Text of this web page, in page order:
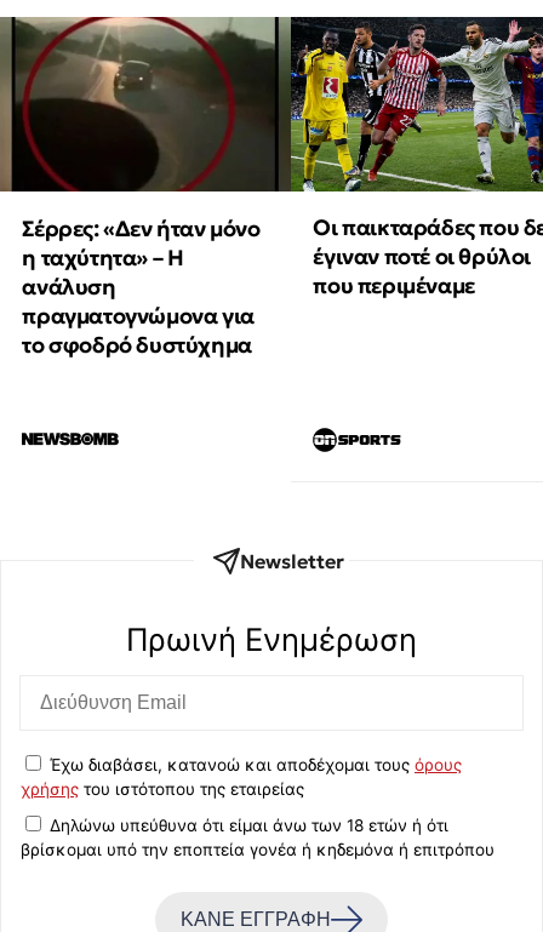
Σέρρες: «Δεν ήταν μόνο
η ταχύτητα» – Η
ανάλυση
πραγματογνώμονα για
το σφοδρό δυστύχημα
Οι παικταράδες που
έγιναν ποτέ οι θρύλοι
που περιμέναμε
Newsletter
Πρωινή Eνημέρωση
Έχω διαβάσει, κατανοώ και αποδέχομαι τους όρους
χρήσης του ιστότοπου της εταιρείας
Δηλώνω υπεύθυνα ότι είμαι άνω των 18 ετών ή ότι
βρίσκομαι υπό την εποπτεία γονέα ή κηδεμόνα ή επιτρόπου
ΚΑΝΕ ΕΓΓΡΑΦΗ